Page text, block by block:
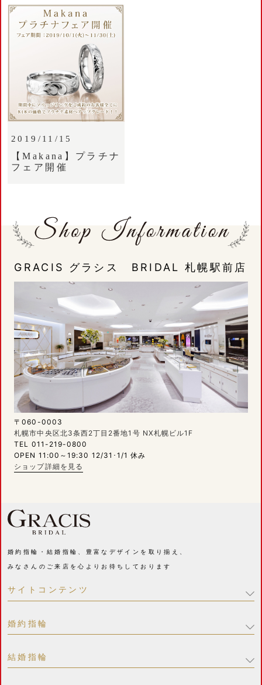
2019/11/15
【Makana】プラチナ
フェア開催
GRACIS グラシス BRIDAL 札幌駅前店
〒060-0003
札幌市中央区北3条西2丁目2番地1号 NX札幌ビル1F
TEL 011-219-0800
OPEN 11:00～19:30 12/31･1/1 休み
ショップ詳細を見る
婚約指輪・結婚指輪、豊富なデザインを取り揃え、
みなさんのご来店を心よりお待ちしております
サイトコンテンツ
婚約指輪
結婚指輪